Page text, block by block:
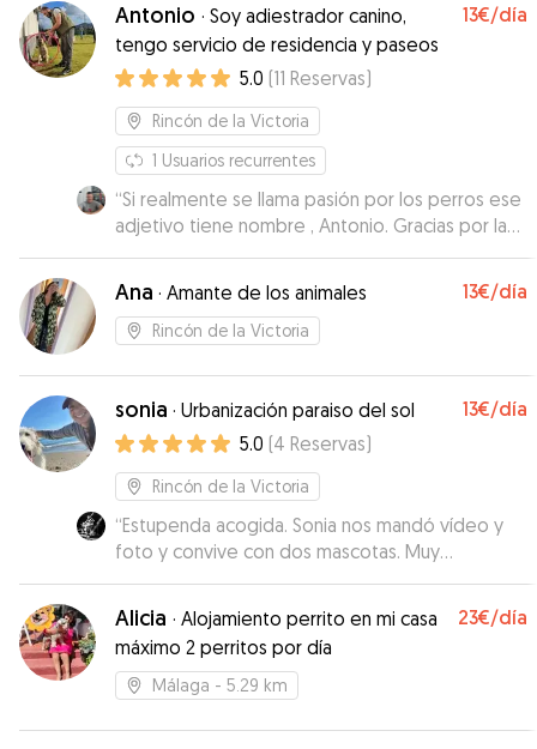
permitido subirse a un pequeño sofalito junto
con su perrito y además me estuvo mandando
muchísimas fotos y videos! MUY CONTENTA! Sin
duda si vuelvo a Malaga repetiré con ella!
Antonio · Soy adiestrador canino,
tengo servicio de residencia y paseos
13€/día
5.0 (11 Reservas)
Rincón de la Victoria
1 Usuarios recurrentes
“Si realmente se llama pasión por los perros ese
adjetivo tiene nombre , Antonio. Gracias por la
atención y cariño con el que has cuidado a Sara”
Ana · Amante de los animales 13€/día
Rincón de la Victoria
sonia · Urbanización paraiso del sol 13€/día
5.0 (4 Reservas)
Rincón de la Victoria
“Estupenda acogida. Sonia nos mandó vídeo y
foto y convive con dos mascotas. Muy
agradecidos.”
Alicia · Alojamiento perrito en mi casa
máximo 2 perritos por día
23€/día
Málaga - 5.29 km